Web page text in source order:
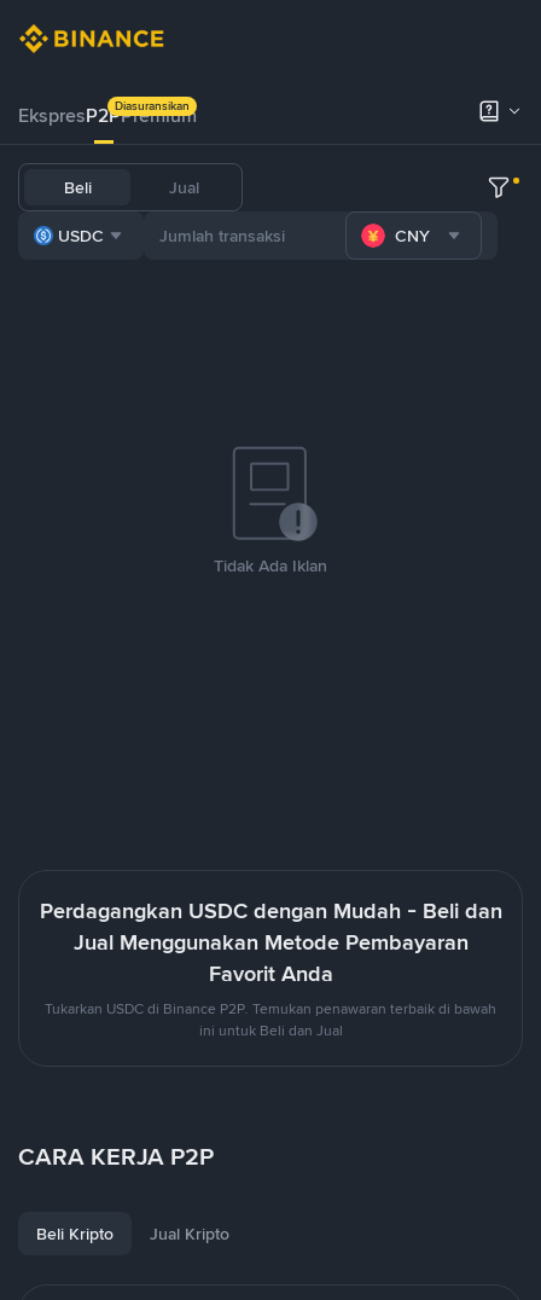
EkspresP2PPremium
Diasuransikan
Beli Jual
USDC CNY
Tidak Ada Iklan
Perdagangkan USDC dengan Mudah - Beli dan
Jual Menggunakan Metode Pembayaran
Favorit Anda
Tukarkan USDC di Binance P2P. Temukan penawaran terbaik di bawah
ini untuk Beli dan Jual
CARA KERJA P2P
Beli Kripto Jual Kripto